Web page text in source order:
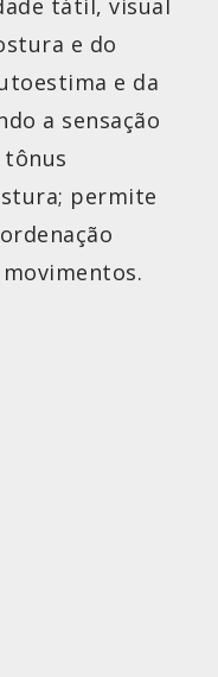
tátil, visual
e do
e da
a sensação
permite